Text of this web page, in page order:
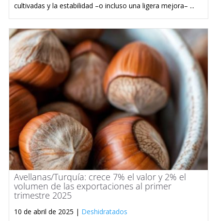
cultivadas y la estabilidad –o incluso una ligera mejora– ...
Avellanas/Turquía: crece 7% el valor y 2% el
volumen de las exportaciones al primer
trimestre 2025
10 de abril de 2025 | Deshidratados